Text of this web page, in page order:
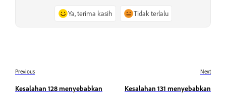
Ya, terima kasih Tidak terlalu
Previous
Kesalahan 128 menyebabkan
Next
Kesalahan 131 menyebabkan